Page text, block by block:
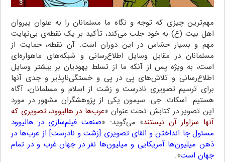
مهم‌ترین چیزی که توجه و نگاه ما مسلمانان را به عنوان پیروان
اهل بیت (ع) به خود جلب می‌کند، تأکید بر یک نقطه‌ی بی‌نهایت
مهم و بسیار حسّاس در این دوران است. آن نقطه، حمایت از
مسلمانان در مقابل وسایل اطلاع‌رسانی و شبکه‌های ماهواره‌ای
است، به ویژه پس از آنکه ما از تسلط یهودیان بر بیشتر وسایل
اطلاع‌رسانی و تلاش‌های پی در پی و خستگی‌ناپذیر و جدی آنها
برای ترسیم تصویری نادرست و زشت از اسلام و مسلمانان، آگاه
هستیم. اسکات. جی. سیمون یکی از پژوهشگران مشهور در مورد
این تصویر در کتابش تحت عنوان «عرب‌ها در هالیوود، تصویری که
آنها سزاوار آن نیستند» می‌گوید: «صنعت فیلم‌سازی در هالیوود
مسئول جا انداختن و القای تصویری [زشت و نادرست] از عرب‌ها در
ذهن میلیون‌ها آمریکایی و میلیون‌ها نفر در جهان غرب و در تمام
جهان است».